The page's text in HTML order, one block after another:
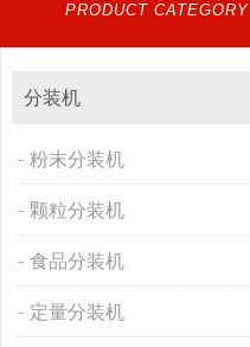
PRODUCT CATEGORY
分装机
粉末分装机
颗粒分装机
食品分装机
定量分装机